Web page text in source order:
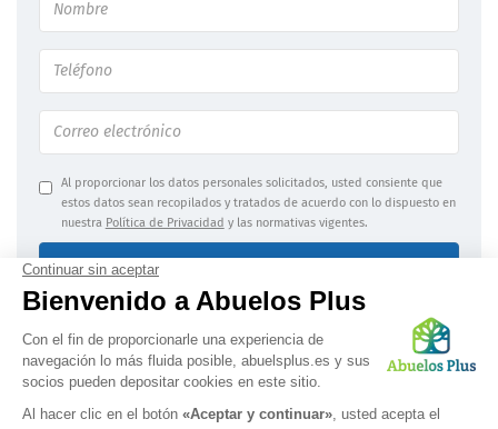
Al proporcionar los datos personales solicitados, usted consiente que
estos datos sean recopilados y tratados de acuerdo con lo dispuesto en
nuestra Política de Privacidad y las normativas vigentes.
Información jurídica|Confidencialidad de los datos
OBTENGA UNA LISTA PERSONALIZADA